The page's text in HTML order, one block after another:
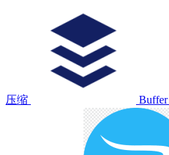
压缩 Buffer